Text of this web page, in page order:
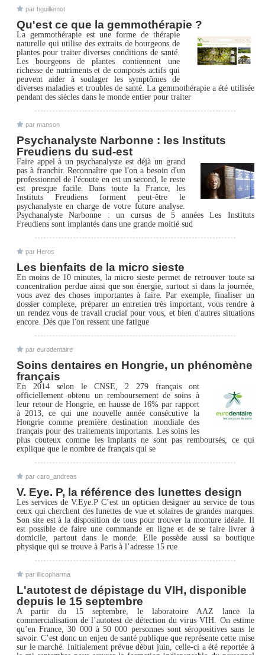
par bguillemot
Qu'est ce que la gemmothérapie ?
La gemmothérapie est une forme de thérapie
naturelle qui utilise des extraits de bourgeons de
plantes pour traiter diverses conditions de santé.
Les bourgeons de plantes contiennent une
richesse de nutriments et de composés actifs qui
peuvent aider à soulager les symptômes de
diverses maladies et troubles de santé. La gemmothérapie a été utilisée
pendant des siècles dans le monde entier pour traiter
par manson
Psychanalyste Narbonne : les Instituts
Freudiens du sud-est
Faire appel à un psychanalyste est déjà un grand
pas à franchir. Reconnaître que l'on a besoin d'un
professionnel de l'écoute en est un second, le reste
est presque facile. Dans toute la France, les
Instituts Freudiens forment peut-être le
psychanalyste en charge de votre future analyse.
Psychanalyste Narbonne : un cursus de 5 années Les Instituts
Freudiens sont implantés dans une grande moitié sud
par Heros
Les bienfaits de la micro sieste
En moins de 10 minutes, la micro sieste permet de retrouver toute sa
concentration perdue ainsi que son énergie, surtout si dans la journée,
vous avez des choses importantes à faire. Par exemple, finaliser un
dossier complexe, préparer un entretien très important, vous rendre à
un rendez vous de travail crucial pour vous, et bien d'autres situations
encore. Dés que l'on ressent une fatigue
par eurodentaire
Soins dentaires en Hongrie, un phénomène
français
En 2014 selon le CNSE, 2 279 français ont
officiellement obtenu un remboursement de soins à
leur retour de Hongrie, en hausse de 16% par rapport
à 2013, ce qui une nouvelle année consécutive la
Hongrie comme première destination mondiale des
français pour des traitements importants. Les soins les
plus couteux comme les implants ne sont pas remboursés, ce qui
explique que le nombre de français qui se
par caro_andreas
V. Eye. P, la référence des lunettes design
Les services de V.Eye.P C’est un opticien designer au service de tous
ceux qui cherchent des lunettes de vue et solaires de grandes marques.
Son site est à la disposition de tous pour trouver la monture idéale. Il
est possible de faire une commande en ligne et de se faire livrer à
domicile, partout dans le monde. Elle possède aussi sa boutique
physique qui se trouve à Paris à l’adresse 15 rue
par illicopharma
L'autotest de dépistage du VIH, disponible
depuis le 15 septembre
A partir du 15 septembre, le laboratoire AAZ lance la
commercialisation de l’autotest de détection du virus VIH. On estime
qu’en France, 30 000 à 50 000 personnes sont séropositives sans le
savoir. C’est donc un enjeu de santé publique que représente cette mise
sur le marché. Initialement prévue début juin, celle-ci a été reportée à